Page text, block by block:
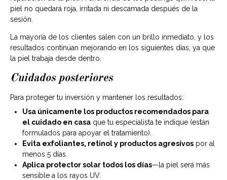
piel no quedará roja, irritada ni descamada después de la
sesión.
La mayoría de los clientes salen con un brillo inmediato, y los
resultados continúan mejorando en los siguientes días, ya que
la piel trabaja desde dentro.
Cuidados posteriores
Para proteger tu inversión y mantener los resultados:
Usa únicamente los productos recomendados para
el cuidado en casa que tu especialista te indique (están
formulados para apoyar el tratamiento).
Evita exfoliantes, retinol y productos agresivos por al
menos 5 días.
Aplica protector solar todos los días—la piel será más
sensible a los rayos UV.